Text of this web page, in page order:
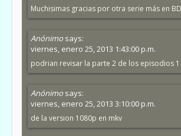
Muchisimas gracias por otra serie más en
Anónimo says:
viernes, enero 25, 2013 1:43:00 p.m.
podrian revisar la parte 2 de los episodios
Anónimo says:
viernes, enero 25, 2013 3:10:00 p.m.
de la version 1080p en mkv